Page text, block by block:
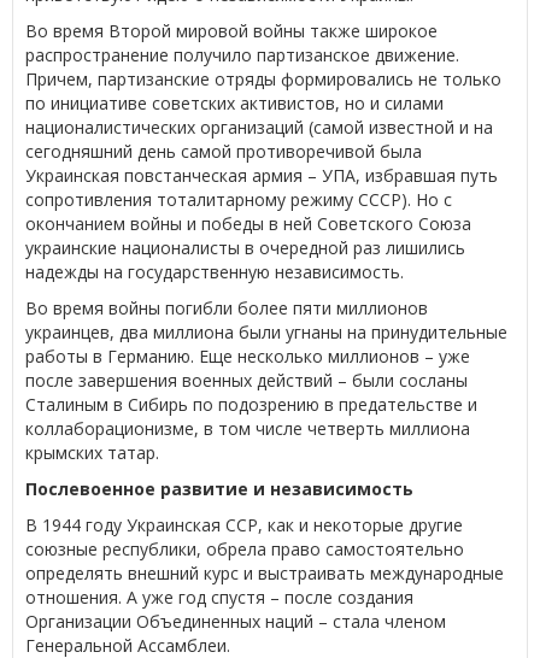
Во время Второй мировой войны также широкое
распространение получило партизанское движение.
Причем, партизанские отряды формировались не только
по инициативе советских активистов, но и силами
националистических организаций (самой известной и на
сегодняшний день самой противоречивой была
Украинская повстанческая армия – УПА, избравшая путь
сопротивления тоталитарному режиму СССР). Но с
окончанием войны и победы в ней Советского Союза
украинские националисты в очередной раз лишились
надежды на государственную независимость.
Во время войны погибли более пяти миллионов
украинцев, два миллиона были угнаны на принудительные
работы в Германию. Еще несколько миллионов – уже
после завершения военных действий – были сосланы
Сталиным в Сибирь по подозрению в предательстве и
коллаборационизме, в том числе четверть миллиона
крымских татар.
Послевоенное развитие и независимость
В 1944 году Украинская ССР, как и некоторые другие
союзные республики, обрела право самостоятельно
определять внешний курс и выстраивать международные
отношения. А уже год спустя – после создания
Организации Объединенных наций – стала членом
Генеральной Ассамблеи.